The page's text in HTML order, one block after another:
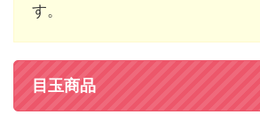
す。
目玉商品